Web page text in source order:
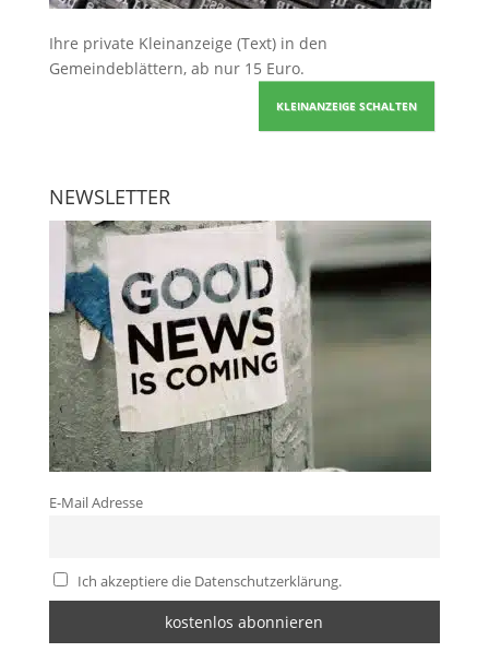
Ihre private Kleinanzeige (Text) in den
Gemeindeblättern, ab nur 15 Euro.
KLEINANZEIGE SCHALTEN
NEWSLETTER
E-Mail Adresse
Ich akzeptiere die Datenschutzerklärung.